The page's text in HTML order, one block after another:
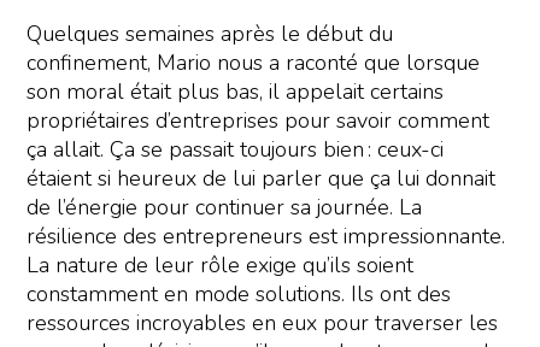
Quelques semaines après le début du
confinement, Mario nous a raconté que lorsque
son moral était plus bas, il appelait certains
propriétaires d’entreprises pour savoir comment
ça allait. Ça se passait toujours bien : ceux-ci
étaient si heureux de lui parler que ça lui donnait
de l’énergie pour continuer sa journée. La
résilience des entrepreneurs est impressionnante.
La nature de leur rôle exige qu’ils soient
constamment en mode solutions. Ils ont des
ressources incroyables en eux pour traverser les